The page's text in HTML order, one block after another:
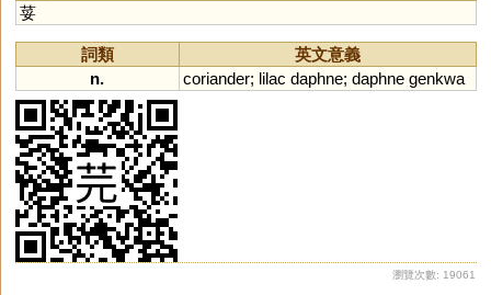
荽
詞類
英文意義
n.
coriander; lilac daphne; daphne genkwa
瀏覽次數: 19061